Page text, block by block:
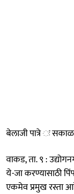
बेलाजी पात्रे ः
वाकड, ता. ९ :
ये-जा करण्यासाठी
एकमेव प्रमुख रस्ता